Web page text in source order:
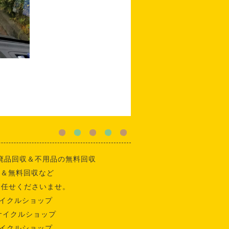
品回収＆不用品の無料回収
無料回収など
せくださいませ。
クルショップ
イクルショップ